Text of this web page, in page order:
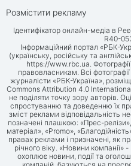
Розмістити рекламу
Ідентифікатор онлайн-медіа в
R40-
Інформаційний портал «РБК-
(українську, російську та
https://www.rbc.ua.
правовласникам. Всі
журналісти «РБК-Україна»,
Commons Attribution 4.0
не поділяти точку зору авторів.
спростуванню та доведенню їх
зміст реклами відповідальність
позначені плашкою: «Прес-
матеріал», «Promo»,
правах реклами і призначені, як
річного віку. «Новини
охоплює новини, події та